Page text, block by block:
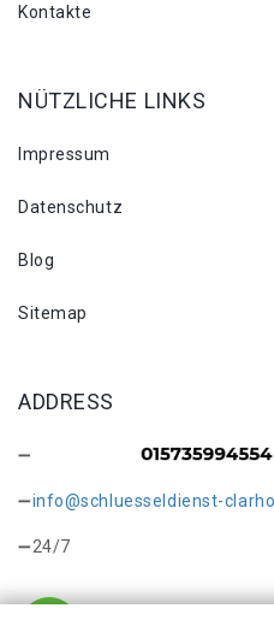
Kontakte
NÜTZLICHE LINKS
Impressum
Datenschutz
Blog
Sitemap
ADDRESS
info@schluesseldienst-
24/7